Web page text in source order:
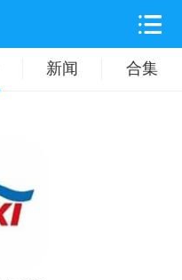
新闻 合集
时尚购物